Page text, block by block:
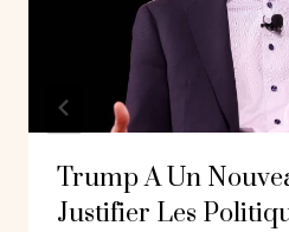
Trump A Un
Justifier Les